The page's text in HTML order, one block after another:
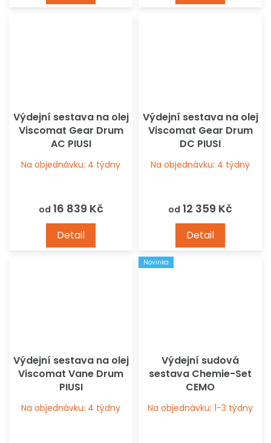
Výdejní sestava na olej
Viscomat Gear Drum
AC PIUSI
Na objednávku: 4 týdny
od 16 839 Kč
Detail
Výdejní sestava na olej
Viscomat Gear Drum
DC PIUSI
Na objednávku: 4 týdny
od 12 359 Kč
Detail
Výdejní sestava na olej
Viscomat Vane Drum
PIUSI
Na objednávku: 4 týdny
Novinka
Výdejní sudová
sestava Chemie-Set
CEMO
Na objednávku: 1-3 týdny